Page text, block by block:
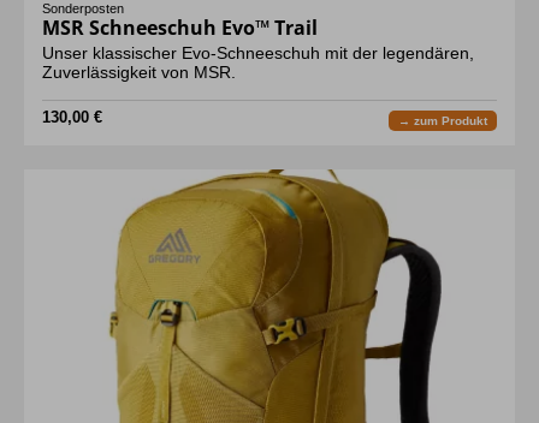
Sonderposten
MSR Schneeschuh Evo™ Trail
Unser klassischer Evo-Schneeschuh mit der legendären,
Zuverlässigkeit von MSR.
130,00 € → zum Produkt